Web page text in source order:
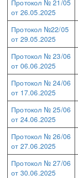
Протокол № 21/05
от 26.05.2025
Протокол №22/05
от 29.05.2025
Протокол № 23/06
от 06.06.2025
Протокол № 24/06
от 17.06.2025
Протокол № 25/06
от 24.06.2025
Протокол № 26/06
от 27.06.2025
Протокол № 27/06
от 30.06.2025